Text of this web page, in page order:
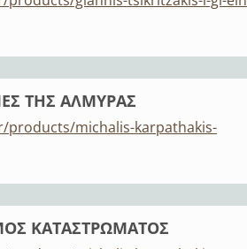
ΤΗΣ ΑΛΜΥΡΑΣ
products/michalis-karpathakis-
ΚΑΤΑΣΤΡΩΜΑΤΟΣ